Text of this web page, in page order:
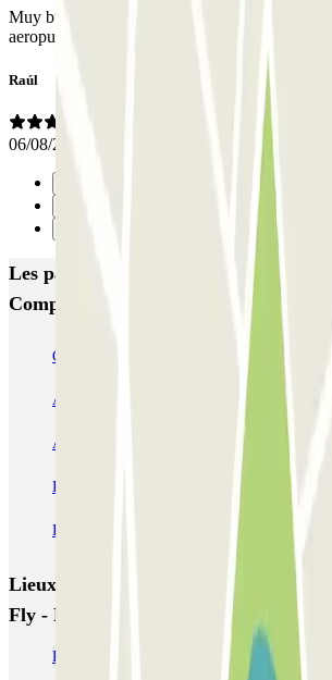
Muy buen servicio, calida precio. Puntualidad
aeropuerto. Trato agradable. Lo recomiendo
Raúl
06/08/2021
Les parkings les mieux notés à Saint-
Compostelle
COPARK Plaza Roja COPARK A Rosa
AENA Santiago de Compostela - Aeropuerto
Aparking Fly - P&R - Aeropuerto Santiago
Lavacolla - Valet - Aeropuerto Santiago de
PARKIA Peregrino San Caetano Xunta
Lieux et événements intéressants à
Fly - P&R - Aeropuerto Santiago de
Parkings à l'Aéroport de Saint-Jacques-de-